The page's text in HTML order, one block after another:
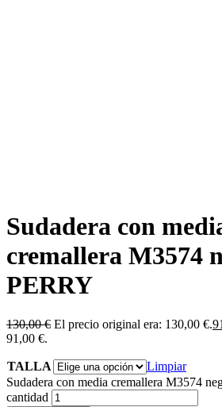
Sudadera con
cremallera M3574
PERRY
130,00€ El precio original era: 130,00 €.
91,00 €.
TALLA
Limpiar
Sudadera con media cremallera M3574
cantidad